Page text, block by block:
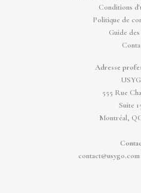
Conditions
Politique de
Guide
Adresse
555 Rue
Suite
Montréal,
contact@usygo.com